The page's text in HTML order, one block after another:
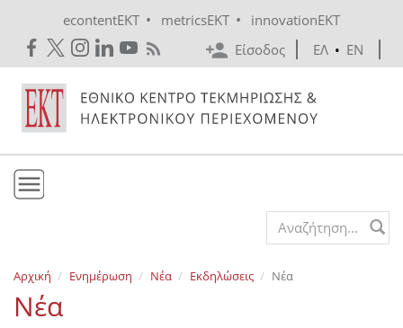
econtentEKT • metricsEKT •
innovationEKT
Είσοδος
ΕΛ • EN
Εκδόσεις
Ενημέρωση
Search form
Αρχική Ενημέρωση Νέα Εκδηλώσεις Νέα
Νέα